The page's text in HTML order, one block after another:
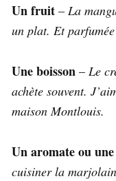
Un fruit – La
un plat. Et
Une boisson – Le
achète souvent.
maison Montlouis.
Un aromate ou
cuisiner la